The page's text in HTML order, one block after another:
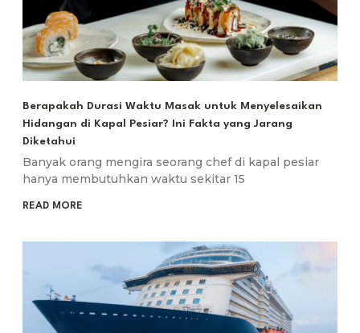
Berapakah Durasi Waktu Masak untuk Menyelesaikan
Hidangan di Kapal Pesiar? Ini Fakta yang Jarang
Diketahui
Banyak orang mengira seorang chef di kapal pesiar
hanya membutuhkan waktu sekitar 15
READ MORE